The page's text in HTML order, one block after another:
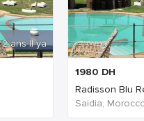
2 ans Il ya
1980 DH
Radisson Blu
Saidia,